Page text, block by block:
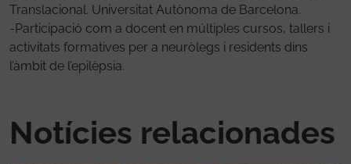
Translacional. Universitat Autònoma de Barcelona.
-Participació com a docent en múltiples cursos, tallers i
activitats formatives per a neuròlegs i residents dins
l’àmbit de l’epilèpsia.
Notícies relacionades